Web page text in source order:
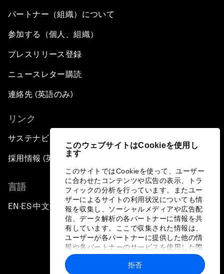
このウェブサイトはCookieを使用し
ます
このサイトではCookieを使って、ユーザー
に合わせたコンテンツや広告の表示、トラ
フィックの分析を行っています。またユー
ザーによるサイトの利用状況についても情
報を収集し、ソーシャルメディアや広告配
信、データ解析の各パートナーに情報を共
有しています。ここで収集された情報は、
ユーザーが各パートナーに提供した他の情
報や各パートナーのサービスを使用した際
に収集された情報と組み合わされ、各パー
トナーによって使用されることがありま
拒否
パートナー（組織）について
参加する（個人、組織）
プレスリリース登録
ニュースレター購読
連絡先 (英語のみ)
リンク
サステナビリティへの取り組み
採用情報 (英語のみ)
言語
EN ▪ ES▪中文▪ 日本語